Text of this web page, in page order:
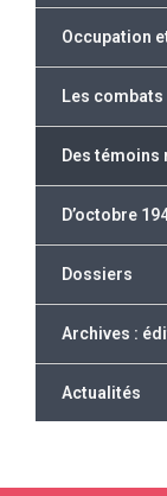
Occupation
Les
Des témoins
D’octobre
Dossiers
Archives :
Actualités